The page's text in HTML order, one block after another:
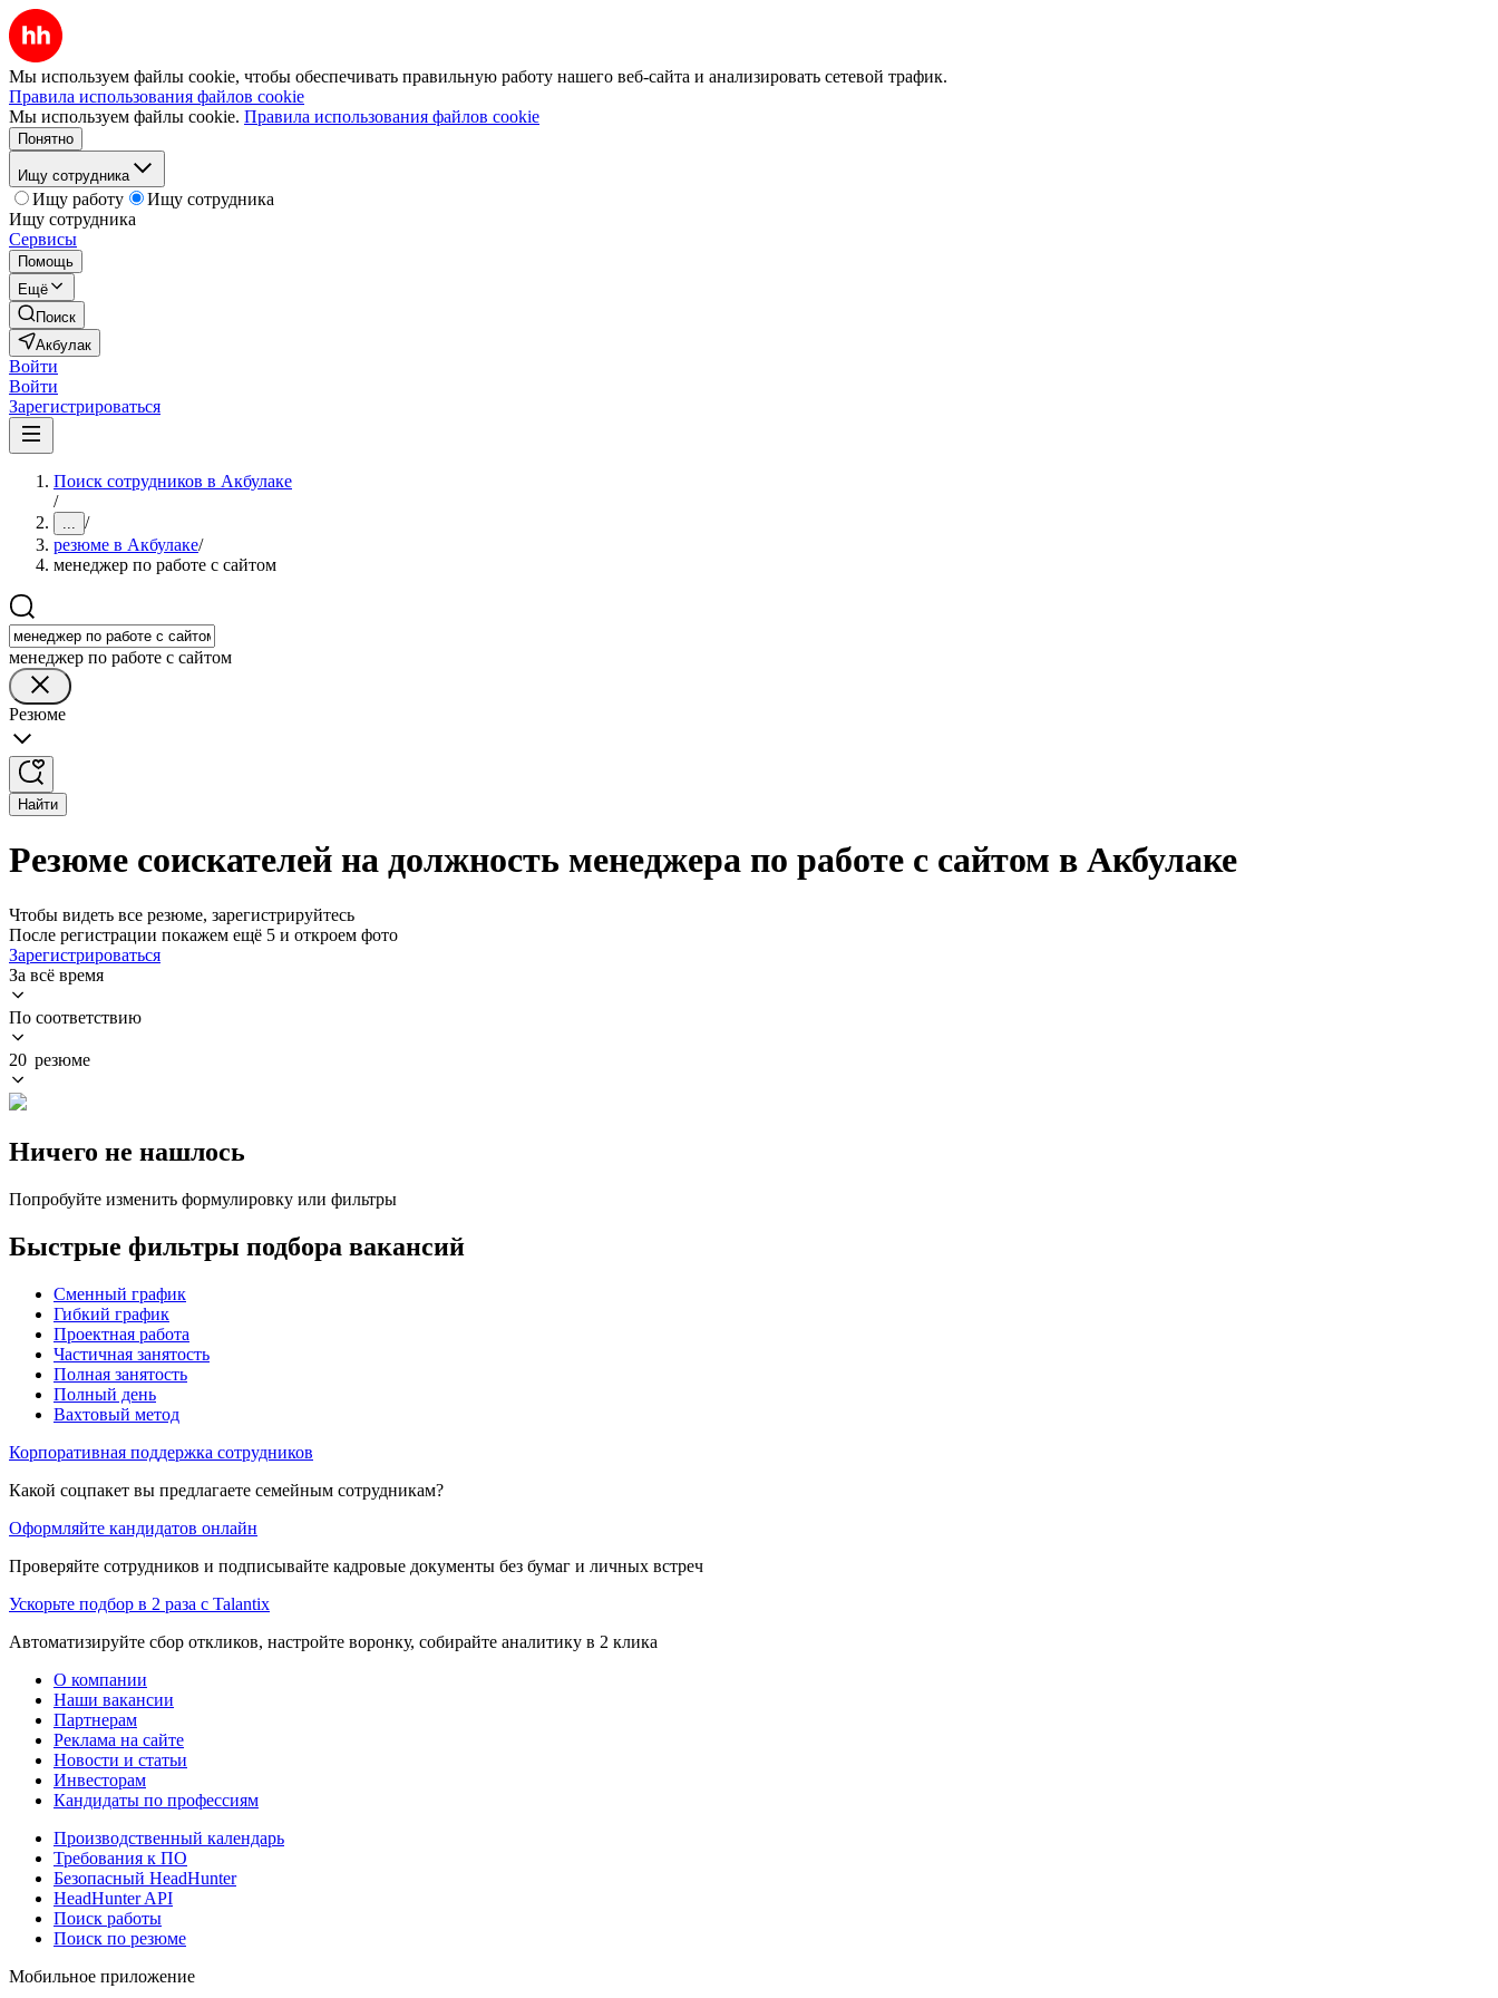
Мы используем файлы cookie, чтобы обеспечивать правильную работу нашего веб-сайта и анализировать сетевой трафик.
Правила использования файлов cookie
Мы используем файлы cookie. Правила использования файлов cookie
Понятно
Ищу сотрудника
Ищу работу
Ищу сотрудника
Ищу сотрудника
Сервисы
Помощь
Ещё
Поиск
Акбулак
Войти
Войти
Зарегистрироваться
Поиск сотрудников в Акбулаке
/
... /
резюме в Акбулаке/
менеджер по работе с сайтом
менеджер по работе с сайтом
Резюме
Найти
Резюме соискателей на должность менеджера по работе с сайтом в Акбулаке
Чтобы видеть все резюме, зарегистрируйтесь
После регистрации покажем ещё 5 и откроем фото
Зарегистрироваться
За всё время
По соответствию
20 резюме
Ничего не нашлось
Попробуйте изменить формулировку или фильтры
Быстрые фильтры подбора вакансий
Сменный график
Гибкий график
Проектная работа
Частичная занятость
Полная занятость
Полный день
Вахтовый метод
Корпоративная поддержка сотрудников
Какой соцпакет вы предлагаете семейным сотрудникам?
Оформляйте кандидатов онлайн
Проверяйте сотрудников и подписывайте кадровые документы без бумаг и личных встреч
Ускорьте подбор в 2 раза с Talantix
Автоматизируйте сбор откликов, настройте воронку, собирайте аналитику в 2 клика
О компании
Наши вакансии
Партнерам
Реклама на сайте
Новости и статьи
Инвесторам
Кандидаты по профессиям
Производственный календарь
Требования к ПО
Безопасный HeadHunter
HeadHunter API
Поиск работы
Поиск по резюме
Мобильное приложение